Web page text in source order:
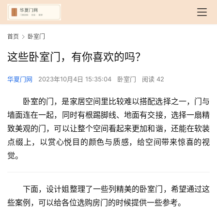
首页 卧室门
这些卧室门，有你喜欢的吗？
华夏门网 2023年10月4日 15:35:04 卧室门 阅读 42
卧室的门，是家居空间里比较难以搭配选择之一，门与
墙面连在一起，同时有根踢脚线、地面有交接，选择一扇精
致美观的门，可以让整个空间看起来更加和谐，还能在软装
点缀上，以赏心悦目的颜色与质感，给空间带来惊喜的视
觉。
下面，设计姐整理了一些列精美的卧室门，希望通过这
些案例，可以给各位选购房门的时候提供一些参考。